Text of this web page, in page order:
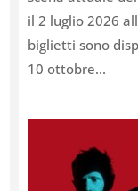
il 2 luglio 2026
biglietti sono
10 ottobre...